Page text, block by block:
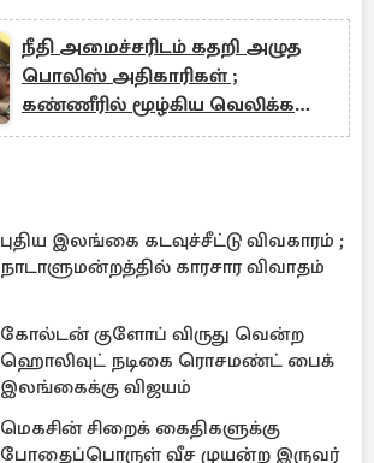
நீதி அமைச்சரிடம் கதறி அழுத
பொலிஸ் அதிகாரிகள் ;
கண்ணீரில் மூழ்கிய வெலிக்கடை
சிறைச்சாலை
புதிய இலங்கை கடவுச்சீட்டு விவகாரம் ;
நாடாளுமன்றத்தில் காரசார விவாதம்
கோல்டன் குளோப் விருது வென்ற
ஹொலிவுட் நடிகை ரொசமண்ட் பைக்
இலங்கைக்கு விஜயம்
மெகசின் சிறைக் கைதிகளுக்கு
போதைப்பொருள் வீச முயன்ற இருவர்